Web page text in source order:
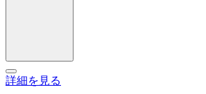
詳細を見る